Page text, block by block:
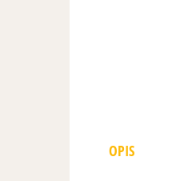
OPIS